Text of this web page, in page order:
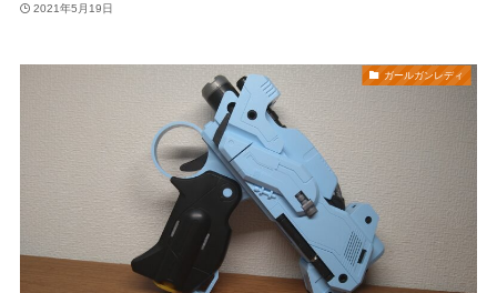
2021年5月19日
ガールガンレディ